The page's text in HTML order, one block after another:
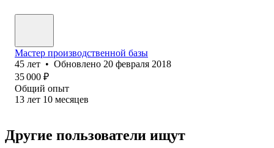
Мастер производственной базы
45 лет • Обновлено 20 февраля 2018
35 000 ₽
Общий опыт
13 лет 10 месяцев
Другие пользователи ищут